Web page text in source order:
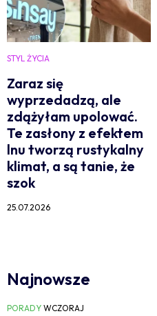
STYL ŻYCIA
Zaraz się
wyprzedadzą, ale
zdążyłam upolować.
Te zasłony z efektem
lnu tworzą rustykalny
klimat, a są tanie, że
szok
25.07.2026
Najnowsze
PORADY WCZORAJ